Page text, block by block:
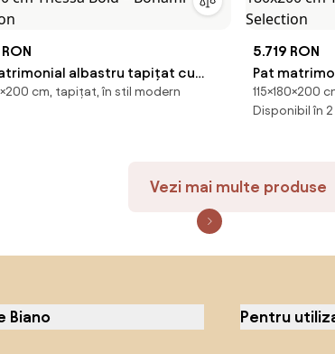
albastru tapițat cu
de depozitare cu somieră
cm, tapițat, în stil modern
5.719 RON
Pat
cu spațiu
180x200 cm
115×180×200
Disponibil în
Vezi mai multe produse
Biano Pentru